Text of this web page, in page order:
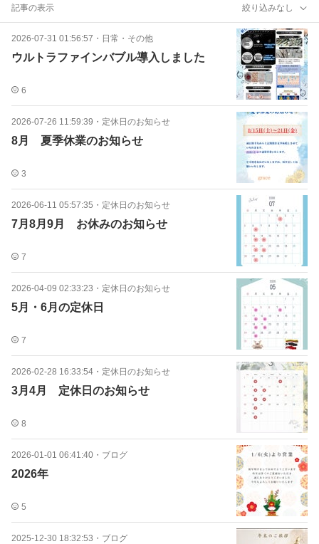
記事の表示 絞り込みなし
2026-07-31 01:56:57 ・ 日常・その他
ウルトラファインバブル導入しました
6
2026-07-26 11:59:39 ・ 定休日のお知らせ
8月 夏季休業のお知らせ
3
2026-06-11 05:57:35 ・ 定休日のお知らせ
7月8月9月 お休みのお知らせ
7
2026-04-09 02:33:23 ・ 定休日のお知らせ
5月・6月の定休日
7
2026-02-28 16:33:54 ・ 定休日のお知らせ
3月4月 定休日のお知らせ
8
2026-01-01 06:41:40 ・ ブログ
2026年
5
2025-12-30 18:32:53 ・ ブログ